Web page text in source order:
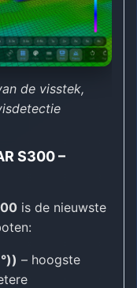
de visstek,
S300 –
is de nieuwste
– hoogste